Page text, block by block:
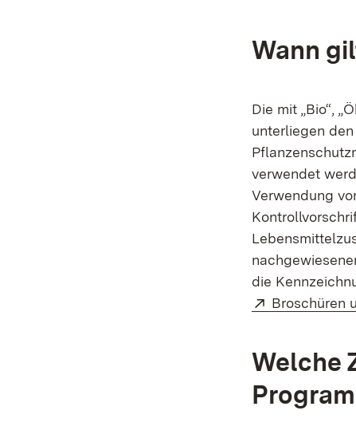
Wann
Die mit „Bio“,
unterliegen
verwendet
Verwendung
die
Extern:
Broschüren
Welche